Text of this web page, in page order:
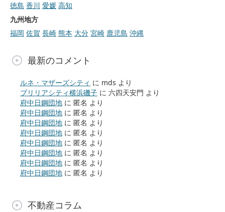
徳島 香川 愛媛 高知
九州地方
福岡 佐賀 長崎 熊本 大分 宮崎 鹿児島 沖縄
最新のコメント
ルネ・マザーズシティ に mds より
ブリリアシティ横浜磯子 に 六四天安門 より
府中日鋼団地 に 匿名 より
府中日鋼団地 に 匿名 より
府中日鋼団地 に 匿名 より
府中日鋼団地 に 匿名 より
府中日鋼団地 に 匿名 より
府中日鋼団地 に 匿名 より
府中日鋼団地 に 匿名 より
府中日鋼団地 に 匿名 より
不動産コラム